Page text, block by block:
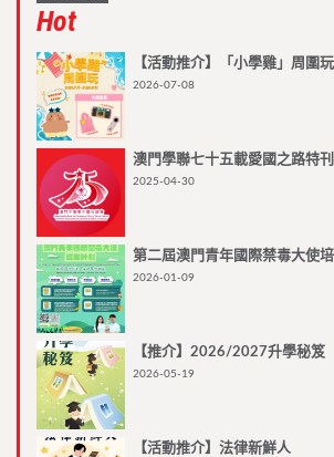
Hot
【活動推介】「小學雞」周圍玩
2026-07-08
澳門學聯七十五載愛國之路特刊
2025-04-30
第二屆澳門青年國際禁毒大使
2026-01-09
【推介】2026/2027升學秘笈
2026-05-19
【活動推介】法律新鮮人